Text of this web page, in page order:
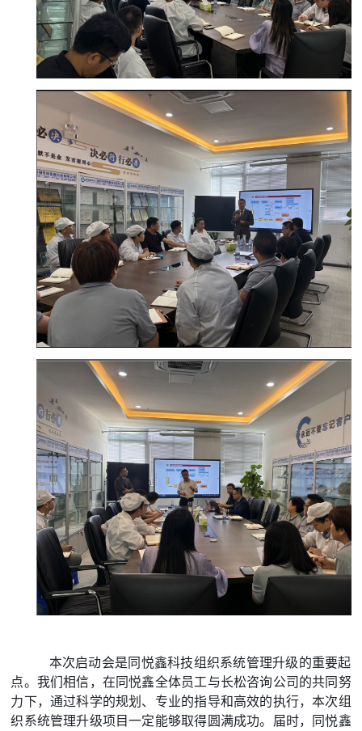
点。我们相信，在同悦鑫全体员工与长松咨询公司的共同努
力下，通过科学的规划、专业的指导和高效的执行，本次组
织系统管理升级项目一定能够取得圆满成功。届时，同悦鑫